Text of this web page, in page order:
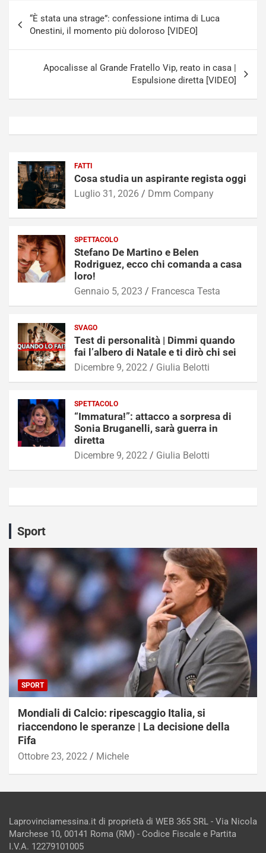
Navigazione
articoli
“È stata una strage”: confessione intima di Luca
Onestini, il momento più doloroso [VIDEO]
Apocalisse al Grande Fratello Vip, reato in casa |
Espulsione diretta [VIDEO]
FATTI
Cosa studia un aspirante regista oggi
Luglio 31, 2026 Dmm Company
SPETTACOLO
Stefano De Martino e Belen
Rodriguez, ecco chi comanda a casa
loro!
Gennaio 5, 2023 Francesca Testa
SVAGO
Test di personalità | Dimmi quando
fai l’albero di Natale e ti dirò chi sei
Dicembre 9, 2022 Giulia Belotti
SPETTACOLO
“Immatura!”: attacco a sorpresa di
Sonia Bruganelli, sarà guerra in
diretta
Dicembre 9, 2022 Giulia Belotti
Sport
SPORT
Mondiali di Calcio: ripescaggio Italia, si
riaccendono le speranze | La decisione della
Fifa
Ottobre 23, 2022 Michele
Laprovinciamessina.it di proprietà di WEB 365 SRL - Via Nicola
Marchese 10, 00141 Roma (RM) - Codice Fiscale e Partita
I.V.A. 12279101005